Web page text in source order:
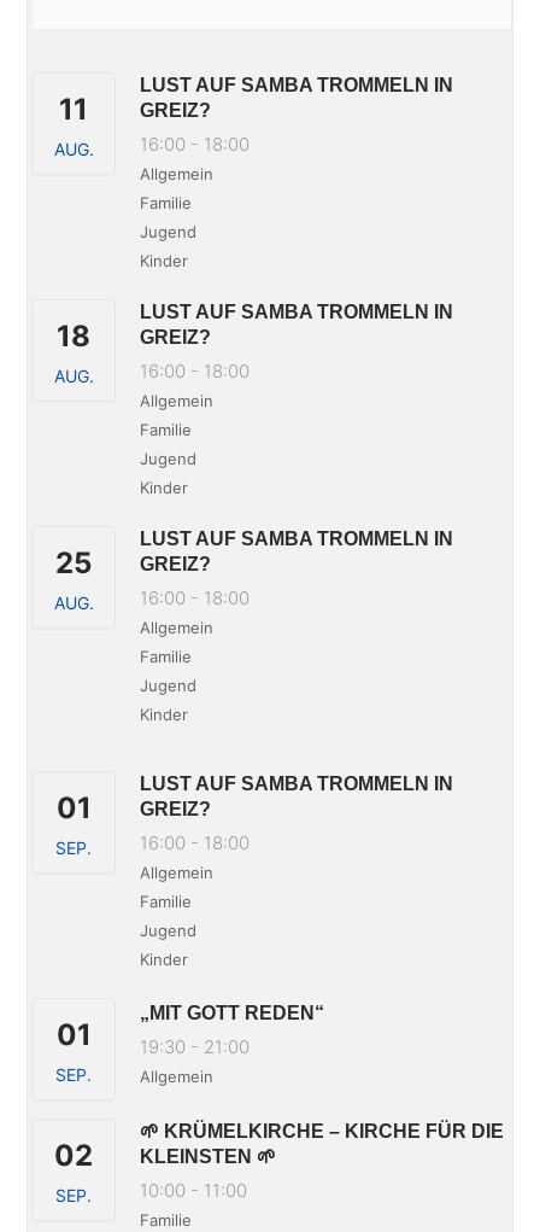
11
AUG.
LUST AUF SAMBA TROMMELN IN
GREIZ?
16:00 - 18:00
Allgemein
Familie
Jugend
Kinder
18
AUG.
LUST AUF SAMBA TROMMELN IN
GREIZ?
16:00 - 18:00
Allgemein
Familie
Jugend
Kinder
25
AUG.
LUST AUF SAMBA TROMMELN IN
GREIZ?
16:00 - 18:00
Allgemein
Familie
Jugend
Kinder
01
SEP.
LUST AUF SAMBA TROMMELN IN
GREIZ?
16:00 - 18:00
Allgemein
Familie
Jugend
Kinder
01
SEP.
„MIT GOTT REDEN“
19:30 - 21:00
Allgemein
02
SEP.
🌱 KRÜMELKIRCHE – KIRCHE FÜR DIE
KLEINSTEN 🌱
10:00 - 11:00
Familie